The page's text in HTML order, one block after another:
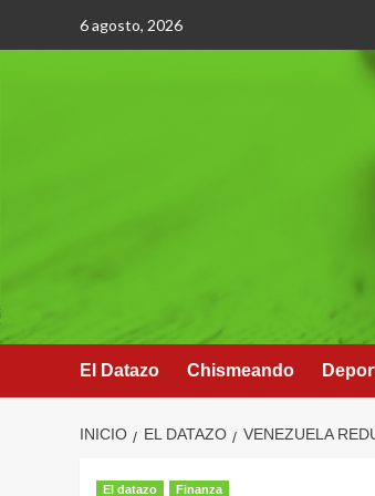
6 agosto, 2026
El Datazo Chismeando
INICIO EL DATAZO VENEZUELA
El datazo Finanza